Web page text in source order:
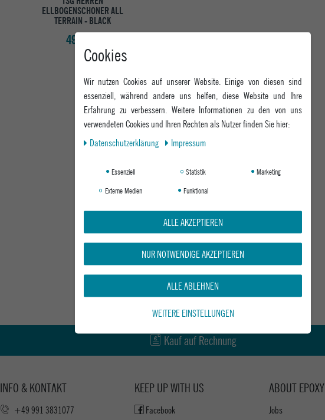
ELLBOGENSCHONER ALL
TERRAIN - BLACK
49,95 €
Kauf auf Rechnung
INFO & KONTAKT
+49 991 3831077
ABOUT EPOXY
Jobs
KEEP UP WITH US
Facebook
Cookies
Wir nutzen Cookies auf unserer Website. Einige von diesen sind
essenziell, während andere uns helfen, diese Website und Ihre
Erfahrung zu verbessern. Weitere Informationen zu den von uns
verwendeten Cookies und Ihren Rechten als Nutzer finden Sie hier:
Daten­schutz­erklärung
Impressum
Essenziell Statistik
Marketing
Externe Medien
Funktional
ALLE AKZEPTIEREN
NUR NOTWENDIGE AKZEPTIEREN
ALLE ABLEHNEN
WEITERE EINSTELLUNGEN